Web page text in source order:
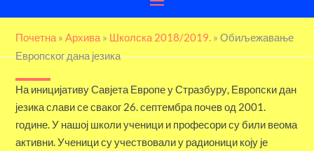
Почетна »Aрхива » Школска 2018/2019. »Обиљежавање
Европског дана језика
На иницијативу Савјета Европе у Стразбуру, Европски дан
језика слави се сваког 26. септембра почев од 2001.
године. У нашој школи ученици и професори су били веома
активни. Ученици су учествовали у радионици коју је